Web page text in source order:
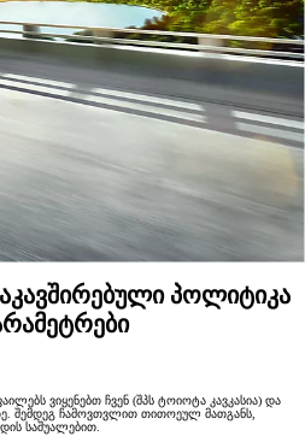
პოლიტიკა
ვიყენებთ ჩვენ (შპს ტოიოტა კავკასია) და
შემდეგ ჩამოვთვლით თითოეულ მათგანს,
საშუალებით.